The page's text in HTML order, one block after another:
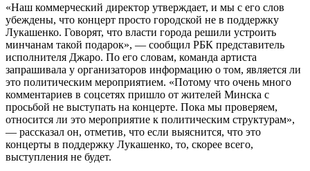
«Наш коммерческий директор утверждает, и мы с его слов
убеждены, что концерт просто городской не в поддержку
Лукашенко. Говорят, что власти города решили устроить
минчанам такой подарок», — сообщил РБК представитель
исполнителя Джаро. По его словам, команда артиста
запрашивала у организаторов информацию о том, является ли
это политическим мероприятием. «Потому что очень много
комментариев в соцсетях пришло от жителей Минска с
просьбой не выступать на концерте. Пока мы проверяем,
относится ли это мероприятие к политическим структурам»,
— рассказал он, отметив, что если выяснится, что это
концерты в поддержку Лукашенко, то, скорее всего,
выступления не будет.